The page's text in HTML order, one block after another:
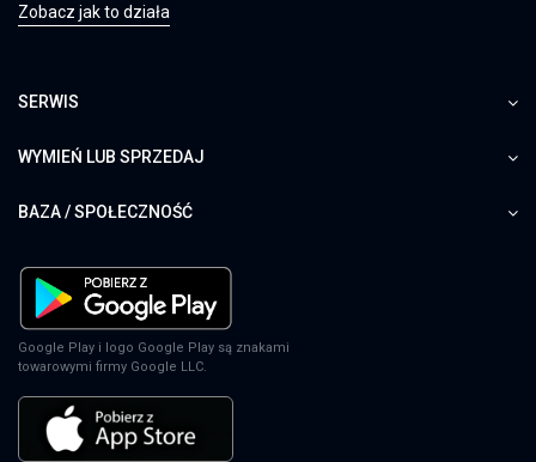
Zobacz jak to działa
SERWIS
WYMIEŃ LUB SPRZEDAJ
BAZA / SPOŁECZNOŚĆ
Google Play i logo Google Play są znakami
towarowymi firmy Google LLC.